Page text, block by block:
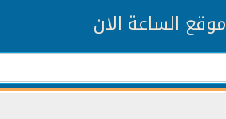
موقع الساعة الان